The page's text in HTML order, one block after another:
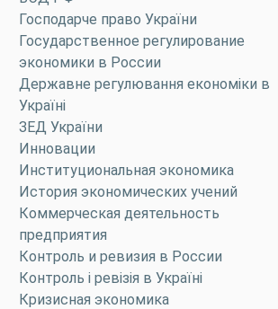
Господарче право України
Государственное регулирование
экономики в России
Державне регулювання економіки в
Україні
ЗЕД України
Инновации
Институциональная экономика
История экономических учений
Коммерческая деятельность
предприятия
Контроль и ревизия в России
Контроль і ревізія в Україні
Кризисная экономика